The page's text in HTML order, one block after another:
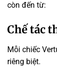
còn đến từ:
Chế tác
Mỗi chiếc
riêng biệt.